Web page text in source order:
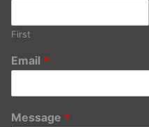
First
Email *
Message *